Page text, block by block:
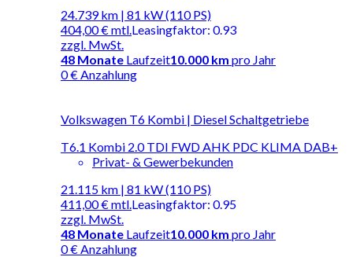
24.739 km | 81 kW (110 PS)
404,00 €mtl.
zzgl. MwSt.
Leasingfaktor: 0.93
48 Monate Laufzeit10.000 km pro Jahr
0 € Anzahlung
Volkswagen T6 Kombi | Diesel Schaltgetriebe
T6.1 Kombi 2.0 TDI FWD AHK PDC KLIMA DAB+
Privat- & Gewerbekunden
21.115 km | 81 kW (110 PS)
411,00 €mtl.
zzgl. MwSt.
Leasingfaktor: 0.95
48 Monate Laufzeit10.000 km pro Jahr
0 € Anzahlung